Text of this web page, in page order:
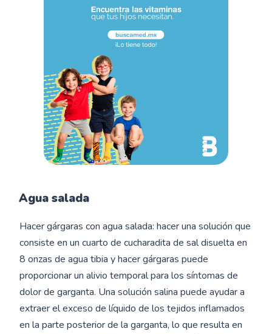
Agua salada
Hacer gárgaras con agua salada: hacer una solución que
consiste en un cuarto de cucharadita de sal disuelta en
8 onzas de agua tibia y hacer gárgaras puede
proporcionar un alivio temporal para los síntomas de
dolor de garganta. Una solución salina puede ayudar a
extraer el exceso de líquido de los tejidos inflamados
en la parte posterior de la garganta, lo que resulta en